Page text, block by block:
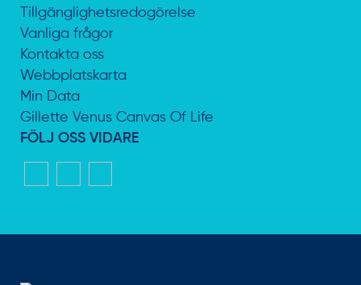
Tillgänglighetsredogörelse
Vanliga frågor
Kontakta oss
Webbplatskarta
Min Data
Gillette Venus Canvas Of Life
FÖLJ OSS VIDARE